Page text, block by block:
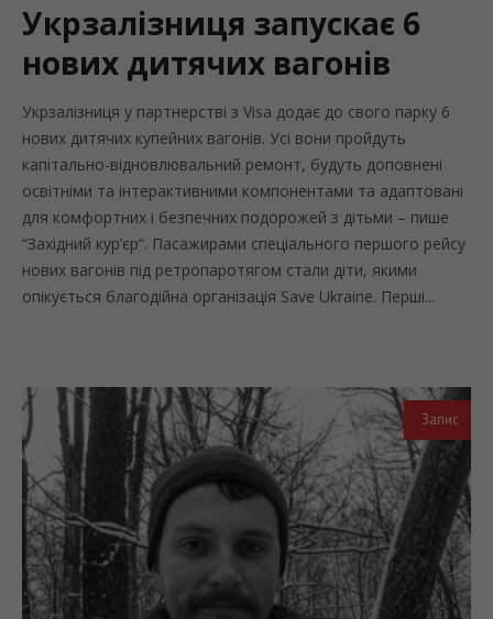
Укрзалізниця запускає 6
нових дитячих вагонів
Укрзалізниця у партнерстві з Visa додає до свого парку 6
нових дитячих купейних вагонів. Усі вони пройдуть
капітально-відновлювальний ремонт, будуть доповнені
освітніми та інтерактивними компонентами та адаптовані
для комфортних і безпечних подорожей з дітьми – пише
“Західний кур’єр“. Пасажирами спеціального першого рейсу
нових вагонів під ретропаротягом стали діти, якими
опікується благодійна організація Save Ukraine. Перші...
Запис